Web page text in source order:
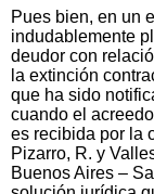
Pues bien, en un
indudablemente
deudor con
la extinción
que ha sido
cuando el
es recibida por la
Pizarro, R. y
Buenos Aires –